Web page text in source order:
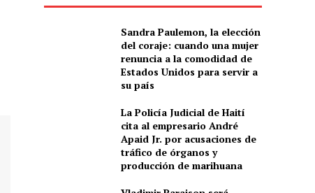
Sandra Paulemon, la elección
del coraje: cuando una mujer
renuncia a la comodidad de
Estados Unidos para servir a
su país
La Policía Judicial de Haití
cita al empresario André
Apaid Jr. por acusaciones de
tráfico de órganos y
producción de marihuana